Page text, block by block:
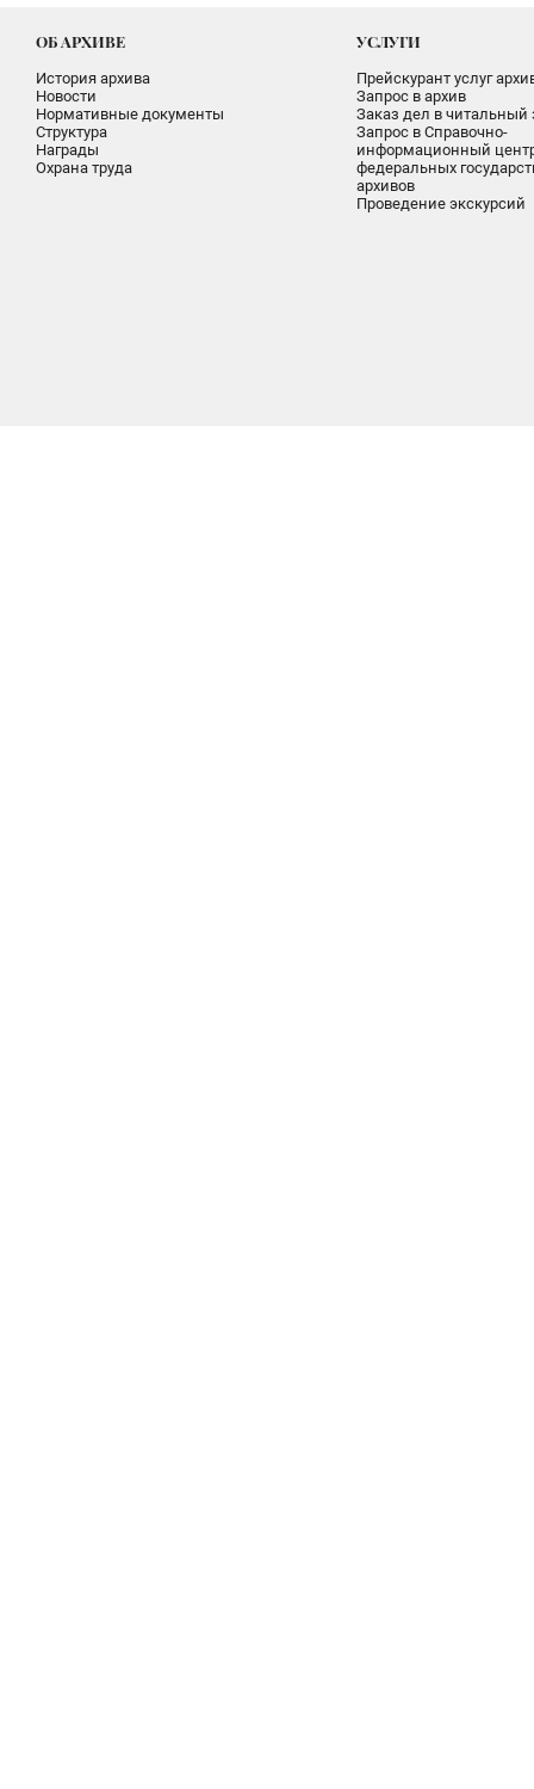
ОБ АРХИВЕ
История архива
Новости
Нормативные документы
Структура
Награды
Охрана труда
УСЛУГИ
Прейскурант услуг
Запрос в архив
Заказ дел в читальный
Запрос в Справочно-
информационный
федеральных
архивов
Проведение экскурсий